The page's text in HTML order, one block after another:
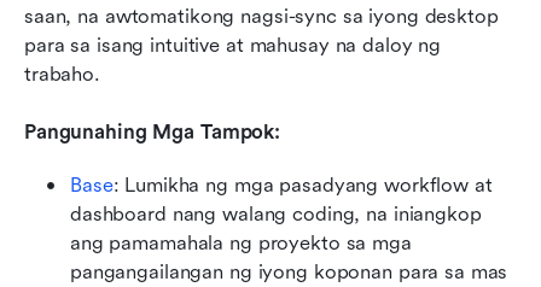
saan, na awtomatikong nagsi-sync sa iyong desktop
para sa isang intuitive at mahusay na daloy ng
trabaho.
Pangunahing Mga Tampok:
Base: Lumikha ng mga pasadyang workflow at
dashboard nang walang coding, na iniangkop
ang pamamahala ng proyekto sa mga
pangangailangan ng iyong koponan para sa mas